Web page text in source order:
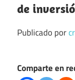
de
Publicado por
Comparte en